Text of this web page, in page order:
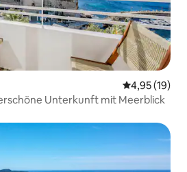
4,95 (19)
Unterkunft mit Meerblick